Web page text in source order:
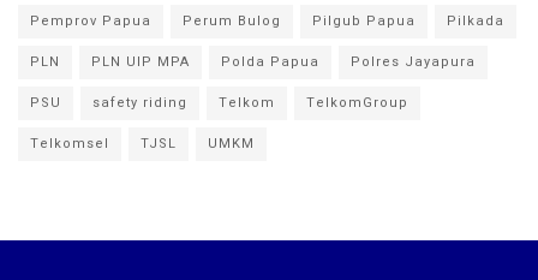
Pemprov Papua
Perum Bulog Pilgub Papua
Pilkada
PLN
PLN UIP MPA Polda Papua
Polres Jayapura
PSU
safety riding Telkom
TelkomGroup
Telkomsel
TJSL UMKM